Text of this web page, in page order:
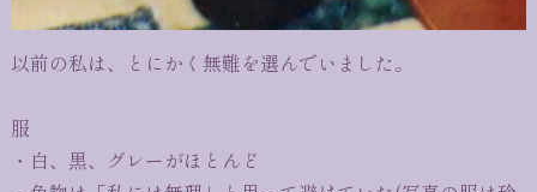
以前の私は、とにかく無難を選んでいました。
服
・白、黒、グレーがほとんど